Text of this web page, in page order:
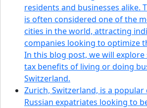
residents and businesses alike.
is often considered one of the
cities in the world, attracting
companies looking to optimize
In this blog post, we will
tax benefits of living or doing
Switzerland.
Zurich, Switzerland, is a
Russian expatriates looking to